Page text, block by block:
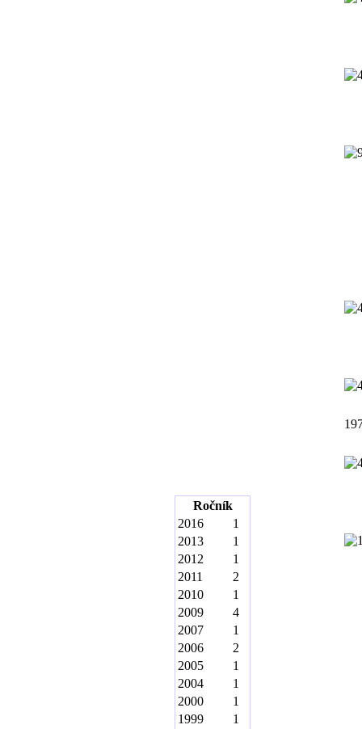
Ročník
2016
1
2013
1
2012
1
2011
2
2010
1
2009
4
2007
1
2006
2
2005
1
2004
1
2000
1
1999
1